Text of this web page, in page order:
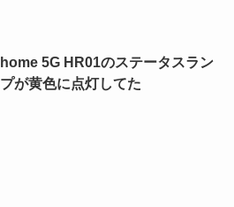
home 5G HR01のステータスラン
プが黄色に点灯してた